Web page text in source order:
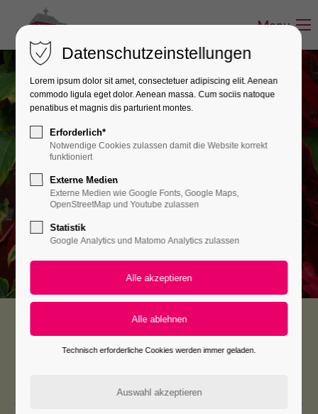
Menu
Menu
Veranstaltungen
im August
Hier finden Sie unsere aktuellen Temine und
Datenschutzeinstellungen
Lorem ipsum dolor sit amet, consectetuer adipiscing elit. Aenean
commodo ligula eget dolor. Aenean massa. Cum sociis natoque
penatibus et magnis dis parturient montes.
Erforderlich*
Notwendige Cookies zulassen damit die Website korrekt
funktioniert
Externe Medien
Externe Medien wie Google Fonts, Google Maps,
OpenStreetMap und Youtube zulassen
Statistik
Google Analytics und Matomo Analytics zulassen
Technisch erforderliche Cookies werden immer geladen.